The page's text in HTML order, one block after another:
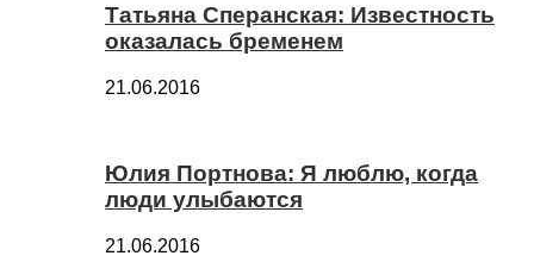
Татьяна Сперанская: Известность
оказалась бременем
21.06.2016
Юлия Портнова: Я люблю, когда
люди улыбаются
21.06.2016